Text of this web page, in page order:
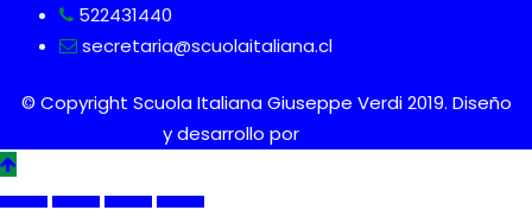
522431440
secretaria@scuolaitaliana.cl
© Copyright Scuola Italiana Giuseppe Verdi 2019. Diseño
y desarrollo por